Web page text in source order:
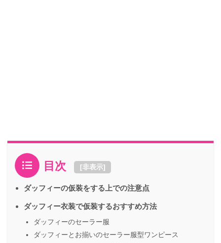
目次 [非表示]
ダッフィーの仮装をする上での注意点
ダッフィー衣装で仮装するおすすめ方法
ダッフィーのセーラー服
ダッフィーとお揃いのセーラー服型ワンピース